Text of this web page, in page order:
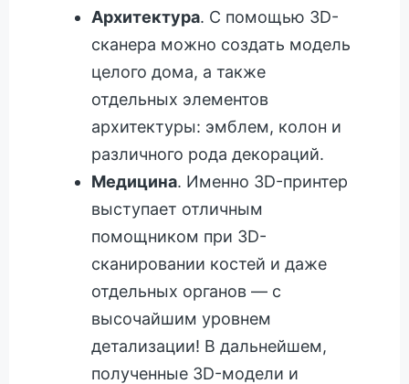
Архитектура. С помощью 3D-
сканера можно создать модель
целого дома, а также
отдельных элементов
архитектуры: эмблем, колон и
различного рода декораций.
Медицина. Именно 3D-принтер
выступает отличным
помощником при 3D-
сканировании костей и даже
отдельных органов — с
высочайшим уровнем
детализации! В дальнейшем,
полученные 3D-модели и